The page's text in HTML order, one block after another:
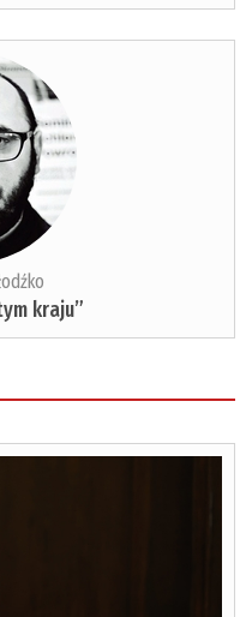
kraju”